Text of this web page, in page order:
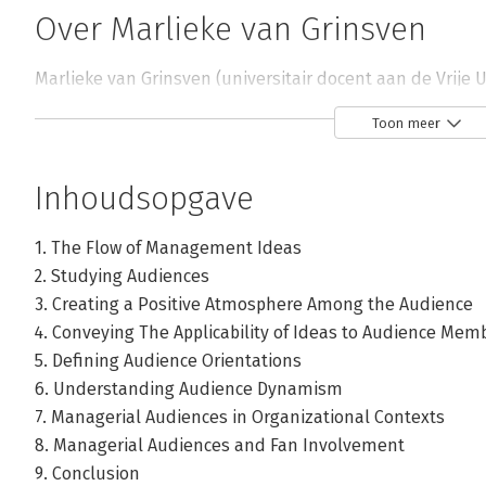
Over Marlieke van Grinsven
Marlieke van Grinsven (universitair docent aan de Vrije
deze stevig herziene editie die een (kleine) canon van
Andere boeken door Marlieke van
Bekijk alle boeken
Toon meer
Inhoudsopgave
1. The Flow of Management Ideas
2. Studying Audiences
3. Creating a Positive Atmosphere Among the Audience
4. Conveying The Applicability of Ideas to Audience
5. Defining Audience Orientations
6. Understanding Audience Dynamism
7. Managerial Audiences in Organizational Contexts
8. Managerial Audiences and Fan Involvement
9. Conclusion